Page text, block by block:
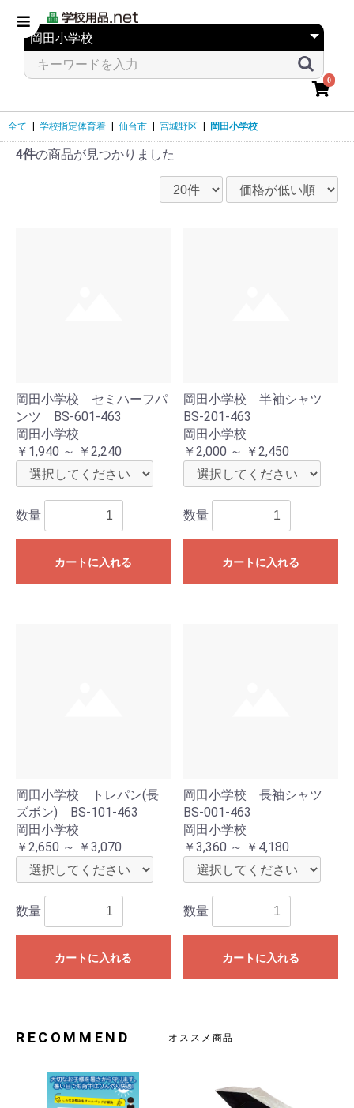
0
全て 学校指定体育着 仙台市 宮城野区 岡田小学校
4件の商品が見つかりました
岡田小学校 セミハーフパ
ンツ BS-601-463
岡田小学校
￥1,940 ～ ￥2,240
数量
カートに入れる
岡田小学校 半袖シャツ
BS-201-463
岡田小学校
￥2,000 ～ ￥2,450
数量
カートに入れる
岡田小学校 トレパン(長
ズボン) BS-101-463
岡田小学校
￥2,650 ～ ￥3,070
数量
カートに入れる
岡田小学校 長袖シャツ
BS-001-463
岡田小学校
￥3,360 ～ ￥4,180
数量
カートに入れる
RECOMMEND オススメ商品